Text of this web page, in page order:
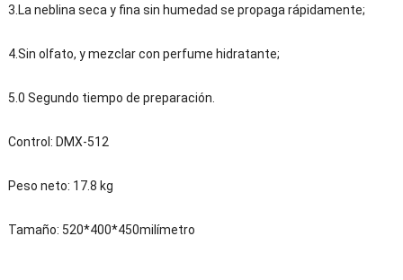
3.La neblina seca y fina sin humedad se propaga rápidamente;
4.Sin olfato, y mezclar con perfume hidratante;
5.0 Segundo tiempo de preparación.
Control: DMX-512
Peso neto: 17.8 kg
Tamaño: 520*400*450milímetro